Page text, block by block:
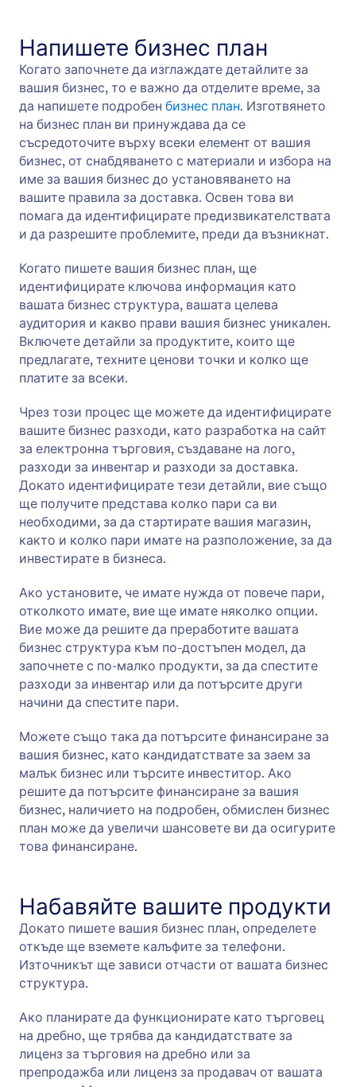
Напишете бизнес план
Когато започнете да изглаждате детайлите за
вашия бизнес, то е важно да отделите време, за
да напишете подробен бизнес план. Изготвянето
на бизнес план ви принуждава да се
съсредоточите върху всеки елемент от вашия
бизнес, от снабдяването с материали и избора на
име за вашия бизнес до установяването на
вашите правила за доставка. Освен това ви
помага да идентифицирате предизвикателствата
и да разрешите проблемите, преди да възникнат.
Когато пишете вашия бизнес план, ще
идентифицирате ключова информация като
вашата бизнес структура, вашата целева
аудитория и какво прави вашия бизнес уникален.
Включете детайли за продуктите, които ще
предлагате, техните ценови точки и колко ще
платите за всеки.
Чрез този процес ще можете да идентифицирате
вашите бизнес разходи, като разработка на сайт
за електронна търговия, създаване на лого,
разходи за инвентар и разходи за доставка.
Докато идентифицирате тези детайли, вие също
ще получите представа колко пари са ви
необходими, за да стартирате вашия магазин,
както и колко пари имате на разположение, за да
инвестирате в бизнеса.
Ако установите, че имате нужда от повече пари,
отколкото имате, вие ще имате няколко опции.
Вие може да решите да преработите вашата
бизнес структура към по-достъпен модел, да
започнете с по-малко продукти, за да спестите
разходи за инвентар или да потърсите други
начини да спестите пари.
Можете също така да потърсите финансиране за
вашия бизнес, като кандидатствате за заем за
малък бизнес или търсите инвеститор. Ако
решите да потърсите финансиране за вашия
бизнес, наличието на подробен, обмислен бизнес
план може да увеличи шансовете ви да осигурите
това финансиране.
Набавяйте вашите продукти
Докато пишете вашия бизнес план, определете
откъде ще вземете калъфите за телефони.
Източникът ще зависи отчасти от вашата бизнес
структура.
Ако планирате да функционирате като търговец
на дребно, ще трябва да кандидатствате за
лиценз за търговия на дребно или за
препродажба или лиценз за продавач от вашата